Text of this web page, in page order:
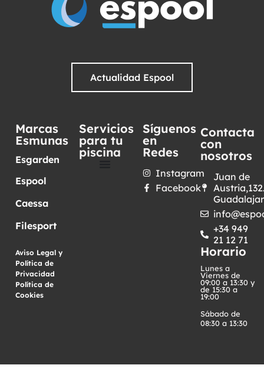
Actualidad Espool
Marcas
Esmunas
Esgarden
Espool
Caessa
Filesport
Aviso Legal y
Política de
Privacidad
Política de
Cookies
Servicios
para tu
piscina
Síguenos
en
Redes
Instagram
Facebook
Contacta
con
nosotros
Juan de
+34 949
21 12 71
Horario
Lunes a
Viernes de
09:00 a 13:30 y
de 15:30 a
19:00
Sábado de
08:30 a 13:30